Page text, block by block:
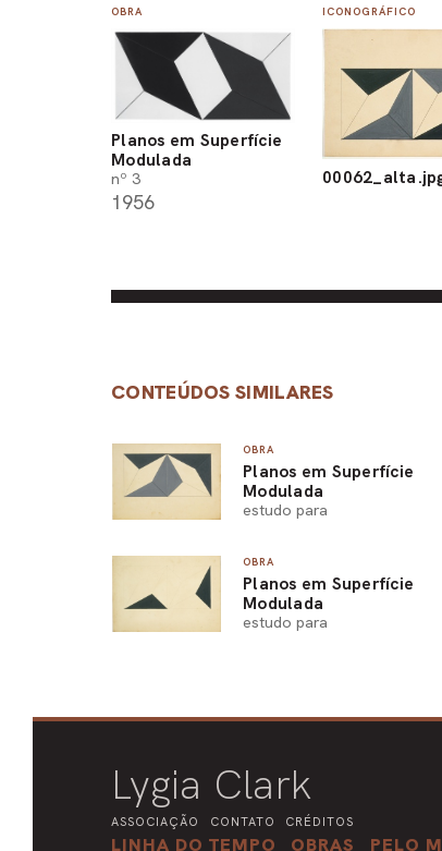
OBRA
Planos em Superfície
Modulada
nº 3
1956
ICONOGRÁFICO
CONTEÚDOS SIMILARES
OBRA
Planos em Superfície
Modulada
estudo para
OBRA
Planos em Superfície
Modulada
estudo para
Lygia Clark
ASSOCIAÇÃO CONTATO CRÉDITOS
LINHA DO TEMPO OBRAS PELO